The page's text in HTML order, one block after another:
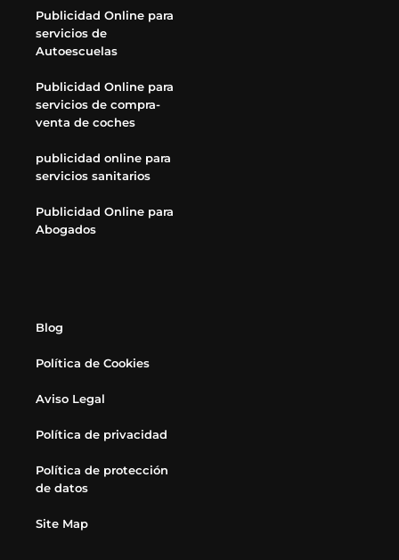
Publicidad Online para
servicios de
Autoescuelas
Publicidad Online para
servicios de compra-
venta de coches
publicidad online para
servicios sanitarios
Publicidad Online para
Abogados
Blog
Política de Cookies
Aviso Legal
Política de privacidad
Política de protección
de datos
Site Map